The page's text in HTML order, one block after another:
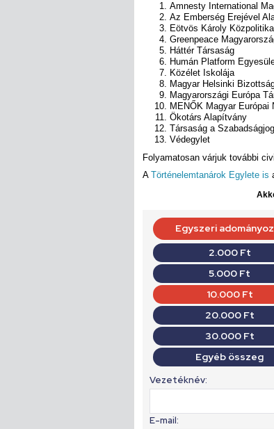
Amnesty International
Az Emberség Erejével
Eötvös Károly
Greenpeace
Háttér Társaság
Humán Platform
Közélet Iskolája
Magyar Helsinki
Magyarországi Európa
MENŐK Magyar Európai
Ökotárs Alapítvány
Társaság a
Védegylet
Folyamatosan várjuk további
A Történelemtanárok Egylete is